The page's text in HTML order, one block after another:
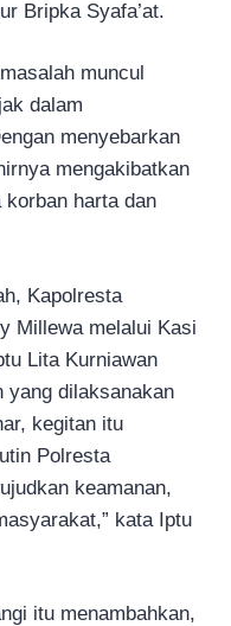
Bripka Syafa’at.
muncul
dalam
menyebarkan
mengakibatkan
korban harta dan
Kapolresta
Millewa melalui Kasi
Lita Kurniawan
yang dilaksanakan
kegitan itu
Polresta
keamanan,
kata Iptu
itu menambahkan,